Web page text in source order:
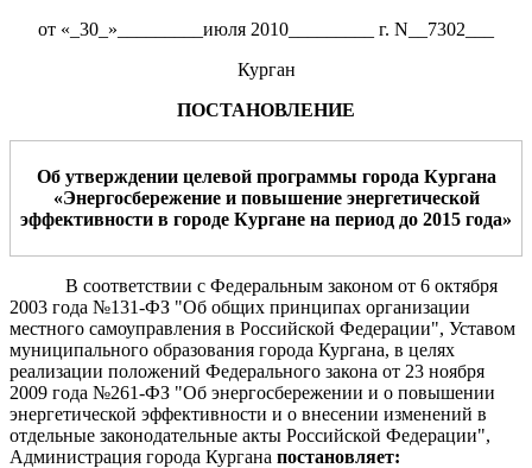
от «_30_»_________июля 2010_________ г. N__7302___
Курган
ПОСТАНОВЛЕНИЕ
Об утверждении целевой программы города Кургана
«Энергосбережение и повышение энергетической
эффективности в городе Кургане на период до 2015 года»
В соответствии с Федеральным законом от 6 октября
2003 года №131-ФЗ "Об общих принципах организации
местного самоуправления в Российской Федерации", Уставом
муниципального образования города Кургана, в целях
реализации положений Федерального закона от 23 ноября
2009 года №261-ФЗ "Об энергосбережении и о повышении
энергетической эффективности и о внесении изменений в
отдельные законодательные акты Российской Федерации",
Администрация города Кургана постановляет: